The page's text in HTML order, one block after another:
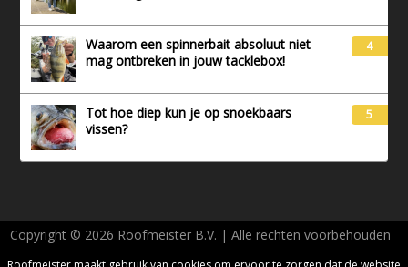
Waarom een spinnerbait absoluut niet
mag ontbreken in jouw tacklebox!
4
Tot hoe diep kun je op snoekbaars
vissen?
5
Copyright © 2026 Roofmeister B.V. | Alle rechten voorbehouden
AVG - Privacy